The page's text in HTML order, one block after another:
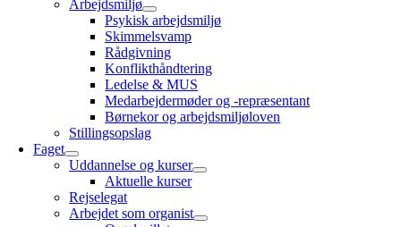
Arbejdsmiljø
Psykisk arbejdsmiljø
Skimmelsvamp
Rådgivning
Konflikthåndtering
Ledelse & MUS
Medarbejdermøder og -repræsentant
Børnekor og arbejdsmiljøloven
Stillingsopslag
Faget
Uddannelse og kurser
Aktuelle kurser
Rejselegat
Arbejdet som organist